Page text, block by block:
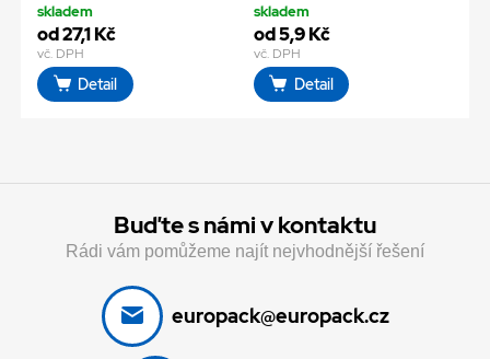
skladem
od 27,1 Kč
vč. DPH
Detail
skladem
od 5,9 Kč
vč. DPH
Detail
Buďte s námi v kontaktu
Rádi vám pomůžeme najít nejvhodnější řešení
europack@europack.cz